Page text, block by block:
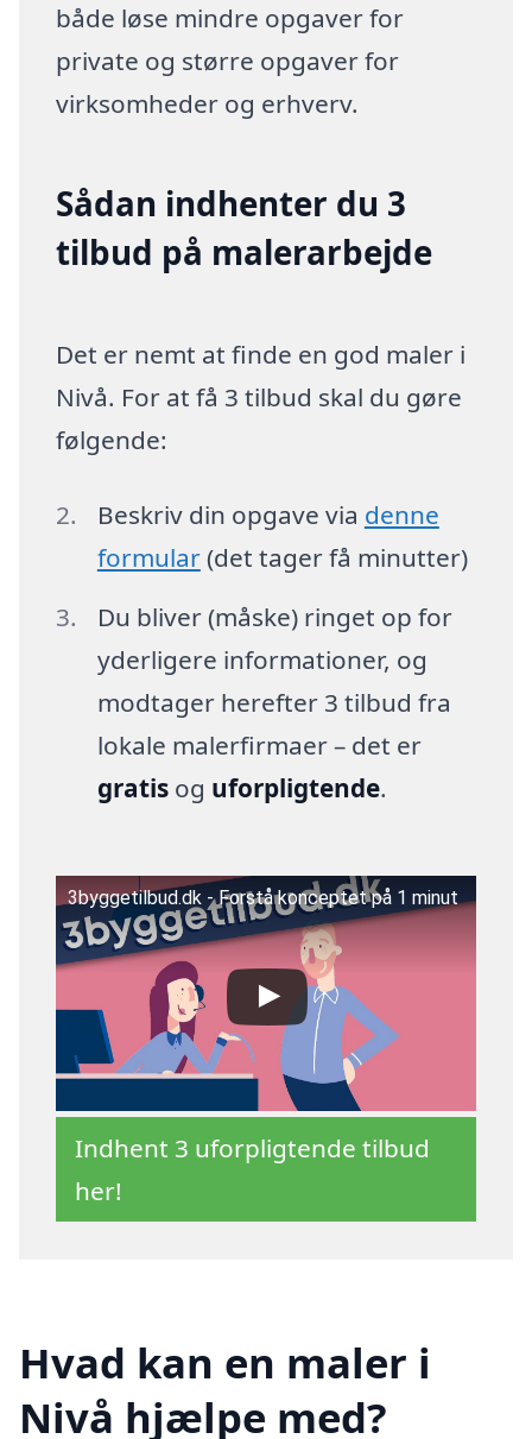
både løse mindre opgaver for
private og større opgaver for
virksomheder og erhverv.
Sådan indhenter du 3
tilbud på malerarbejde
Det er nemt at finde en god maler i
Nivå. For at få 3 tilbud skal du gøre
følgende:
Beskriv din opgave via denne
formular(det tager få minutter)
Du bliver (måske) ringet op for
yderligere informationer, og
modtager herefter 3 tilbud fra
lokale malerfirmaer – det er
gratisog uforpligtende.
3byggetilbud.dk - Forstå konceptet på 1 minut
Indhent 3 uforpligtende tilbud
her!
Hvad kan en maler i
Nivå hjælpe med?